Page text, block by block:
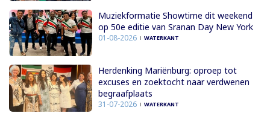
Muziekformatie Showtime dit weekend
op 50e editie van Sranan Day New York
01-08-2026 WATERKANT
Herdenking Mariënburg: oproep tot
excuses en zoektocht naar verdwenen
begraafplaats
31-07-2026 WATERKANT